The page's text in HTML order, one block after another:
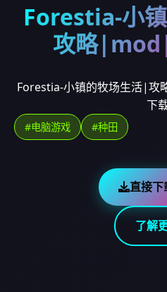
Forestia-小
攻略
Forestia-小镇的牧场生活|
下
#电脑游戏 #种田
直接下
了解